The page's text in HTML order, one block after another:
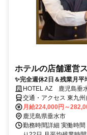
ホテルの店舗運営
✨完全週休2日＆残業月
HOTEL AZ 鹿児島垂
交通・アクセス 東九
月給224,000円～
鹿児島県垂水市
勤務時間詳細 実働時